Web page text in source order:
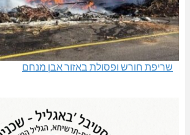
שריפת חורש ופסולת באזור אבן מנחם